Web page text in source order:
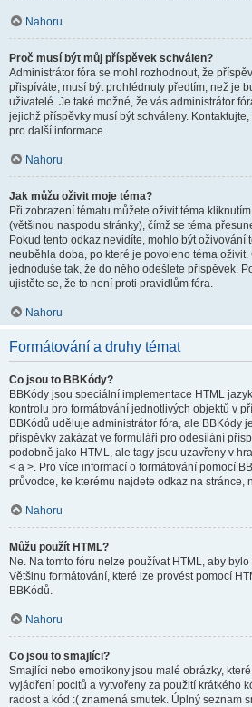
Nahoru
Proč musí být můj příspěvek schválen?
Administrátor fóra se mohl rozhodnout, že
přispíváte, musí být prohlédnuty předtím, než je
uživatelé. Je také možné, že vás administrátor
jejichž příspěvky musí být schváleny.
pro další informace.
Nahoru
Jak můžu oživit moje téma?
Při zobrazení tématu můžete oživit téma
(většinou naspodu stránky), čímž se téma
Pokud tento odkaz nevidíte, mohlo být oživování
neuběhla doba, po které je povoleno téma oživit.
jednoduše tak, že do něho odešlete příspěvek.
ujistěte se, že to není proti pravidlům fóra.
Nahoru
Formátování a druhy témat
Co jsou to BBKódy?
BBKódy jsou speciální implementace HTML
kontrolu pro formátování jednotlivých objektů v
BBKódů uděluje administrátor fóra, ale BBKódy
příspěvky zakázat ve formuláři pro odesílání
podobně jako HTML, ale tagy jsou uzavřeny v
< a >. Pro více informací o formátování pomocí
průvodce, ke kterému najdete odkaz na stránce,
Nahoru
Můžu použít HTML?
Ne. Na tomto fóru nelze používat HTML, aby
Většinu formátování, které lze provést pomocí
BBKódů.
Nahoru
Co jsou to smajlíci?
Smajlíci nebo emotikony jsou malé obrázky,
vyjádření pocitů a vytvořeny za použití krátkého
radost a kód :( znamená smutek. Úplný seznam